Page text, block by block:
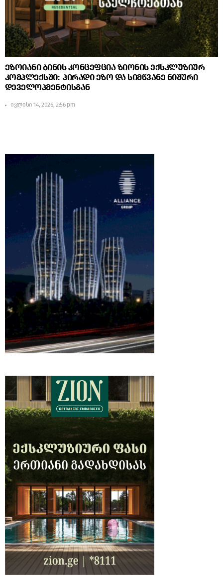
ეზოიანი ბინის კონცეფცია ზიონის ექსკლუზიურ
კომპლექსში: პირადი ეზო და სიმწვანე ნიშური
დეველოპმენტისგან
ივლისი 14, 2026, 2:56 pm